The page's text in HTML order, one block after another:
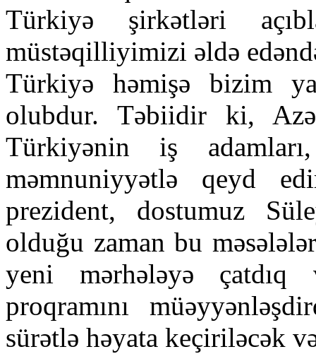
Türkiyə şirkətləri
müstəqilliyimizi əldə
Türkiyə həmişə bizim
olubdur. Təbiidir ki,
Türkiyənin iş
məmnuniyyətlə qeyd
prezident, dostumuz
olduğu zaman bu
yeni mərhələyə
proqramını
sürətlə həyata keçiriləcək